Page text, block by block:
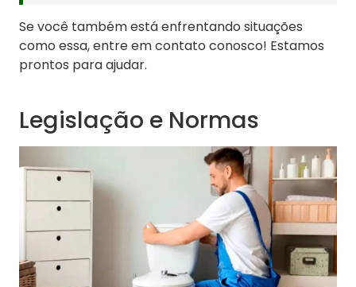
Se você também está enfrentando situações
como essa, entre em contato conosco! Estamos
prontos para ajudar.
Legislação e Normas